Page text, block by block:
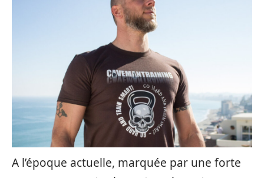
A l’époque actuelle, marquée par une forte